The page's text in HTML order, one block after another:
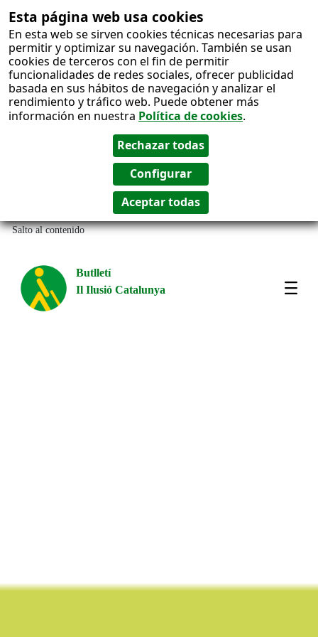
Esta página web usa cookies
En esta web se sirven cookies técnicas necesarias para
permitir y optimizar su navegación. También se usan
cookies de terceros con el fin de permitir
funcionalidades de redes sociales, ofrecer publicidad
basada en sus hábitos de navegación y analizar el
rendimiento y tráfico web. Puede obtener más
información en nuestra Política de cookies.
Salto al contenido
Butlletí
Il Ilusió Catalunya